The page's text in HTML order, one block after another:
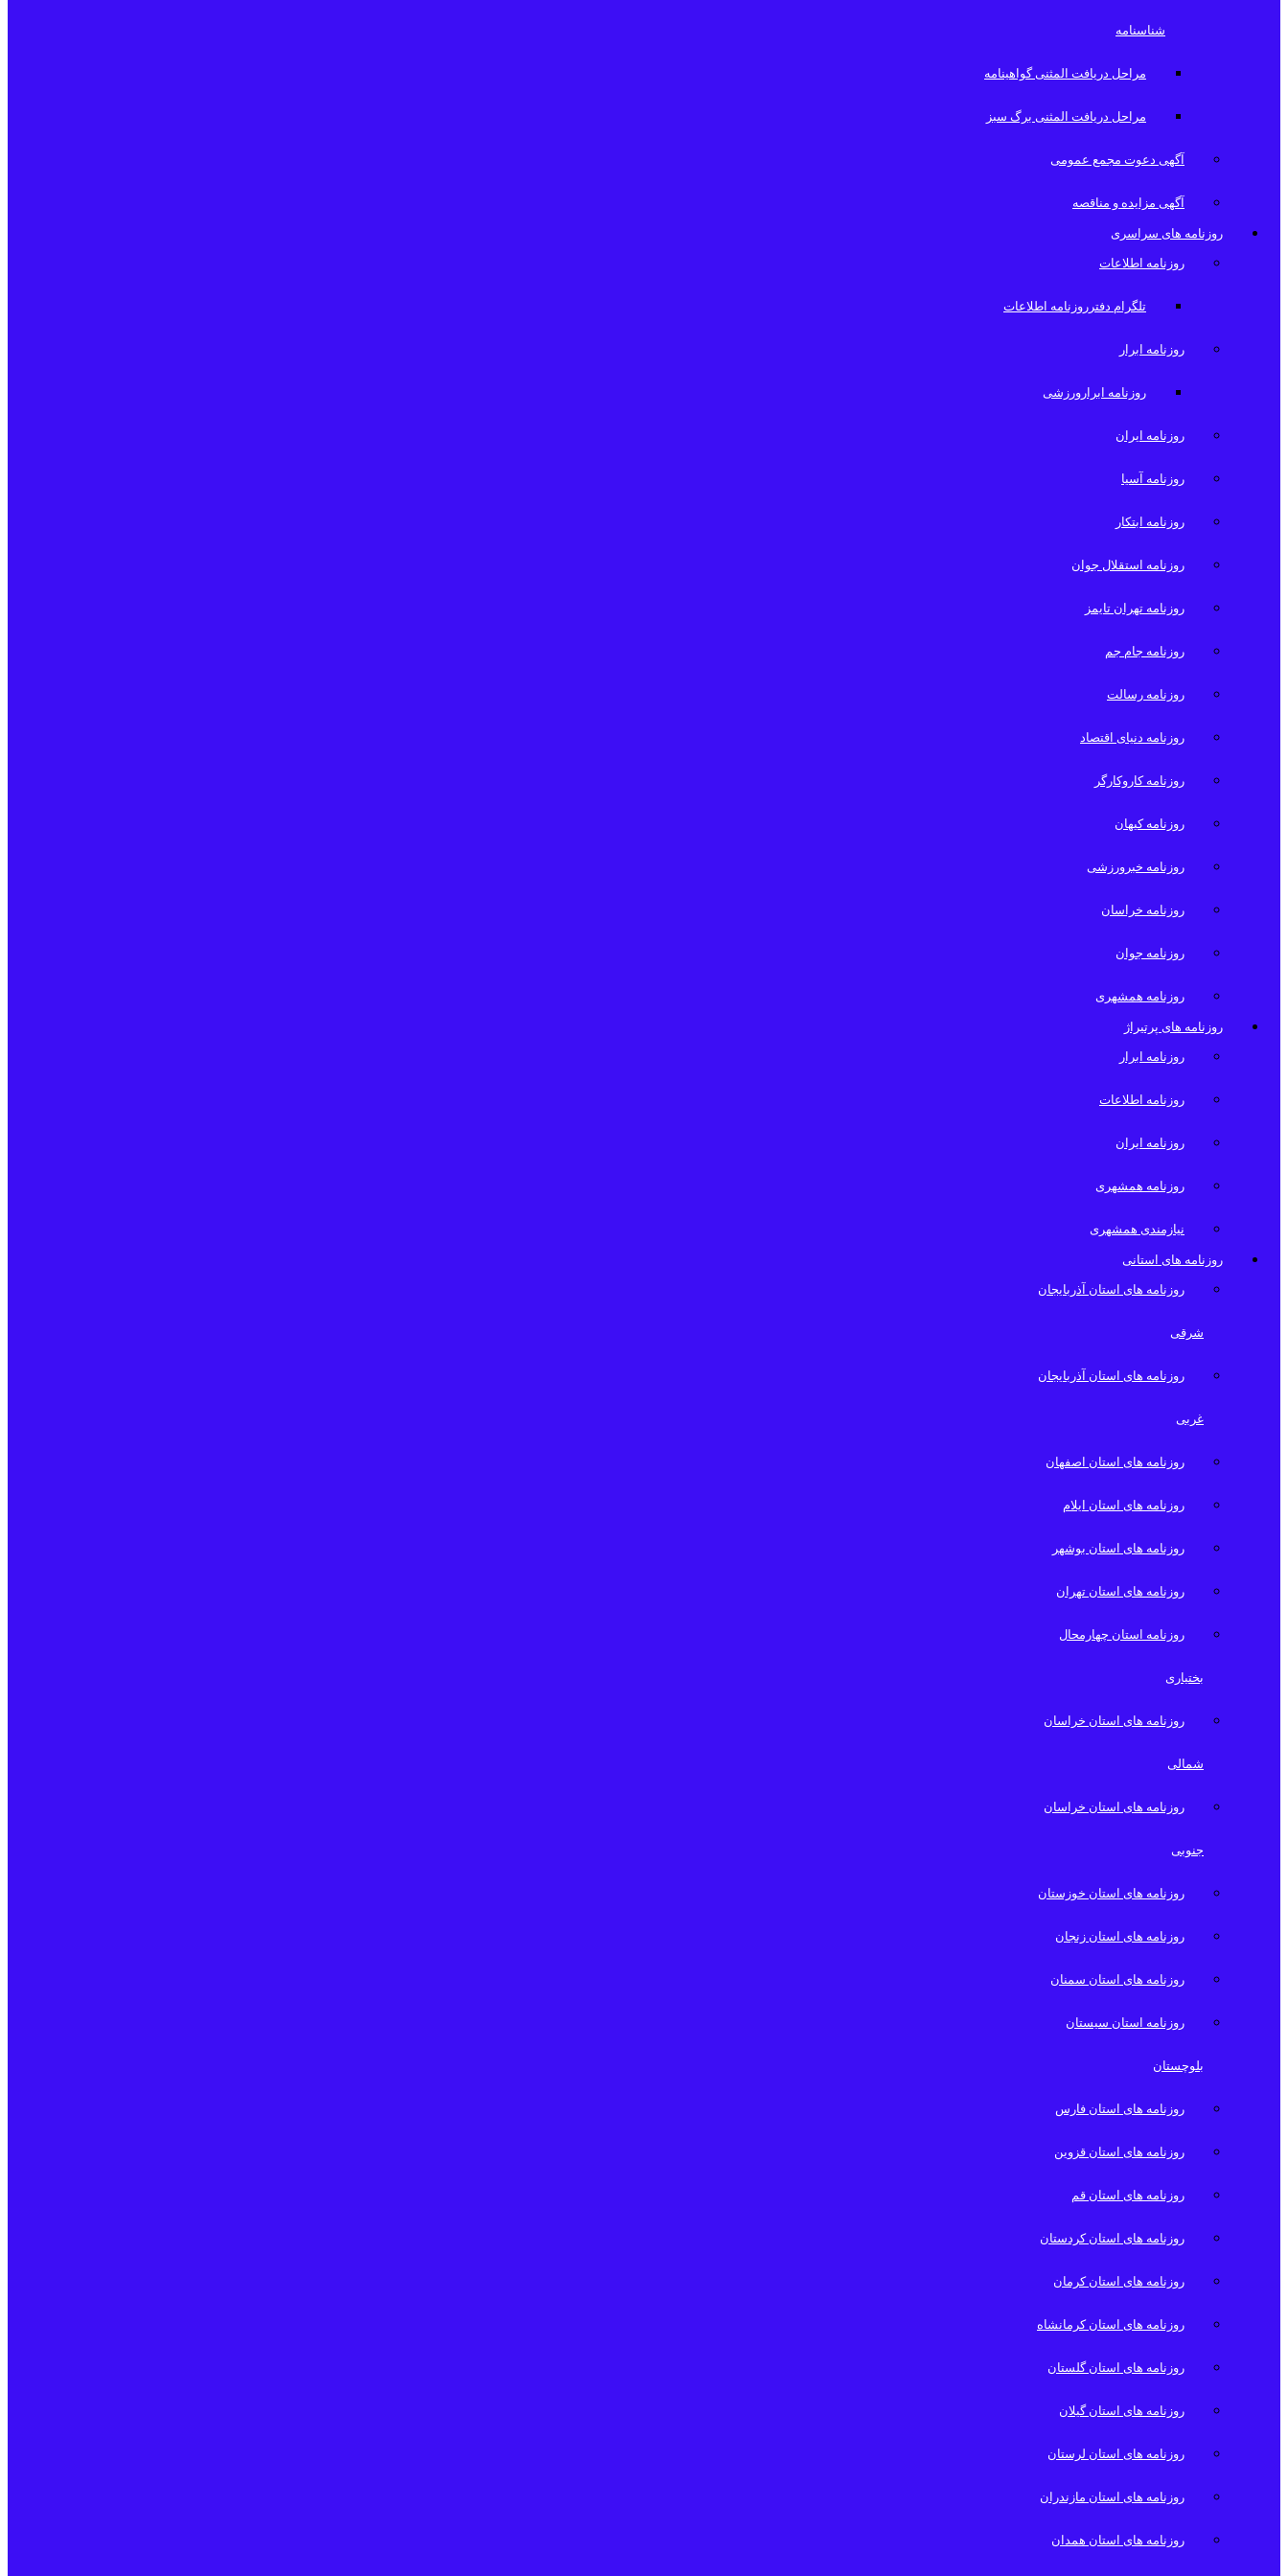
شناسنامه
مراحل دریافت المثنی گواهینامه
مراحل دریافت المثنی برگ سبز
آگهی دعوت مجمع عمومی
آگهی مزایده و مناقصه
روزنامه های سراسری
روزنامه اطلاعات
تلگرام دفترروزنامه اطلاعات
روزنامه ابرار
روزنامه ابرارورزشی
روزنامه ایران
روزنامه آسیا
روزنامه ابتکار
روزنامه استقلال جوان
روزنامه تهران تایمز
روزنامه جام جم
روزنامه رسالت
روزنامه دنیای اقتصاد
روزنامه کاروکارگر
روزنامه کیهان
روزنامه خبرورزشی
روزنامه خراسان
روزنامه جوان
روزنامه همشهری
روزنامه های پرتیراژ
روزنامه ابرار
روزنامه اطلاعات
روزنامه ایران
روزنامه همشهری
نیازمندی همشهری
روزنامه های استانی
روزنامه های استان آذربایجان
شرقی
روزنامه های استان آذربایجان
غربی
روزنامه های استان اصفهان
روزنامه های استان ایلام
روزنامه های استان بوشهر
روزنامه های استان تهران
روزنامه استان چهارمحال
بختیاری
روزنامه های استان خراسان
شمالی
روزنامه های استان خراسان
جنوبی
روزنامه های استان خوزستان
روزنامه های استان زنجان
روزنامه های استان سمنان
روزنامه استان سیستان
بلوچستان
روزنامه های استان فارس
روزنامه های استان قزوین
روزنامه های استان قم
روزنامه های استان کردستان
روزنامه های استان کرمان
روزنامه های استان کرمانشاه
روزنامه های استان گلستان
روزنامه های استان گیلان
روزنامه های استان لرستان
روزنامه های استان مازندران
روزنامه های استان همدان